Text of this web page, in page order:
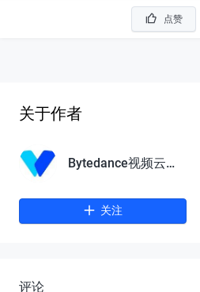
点赞
关于作者
Bytedance视频云技术团队
关注
评论